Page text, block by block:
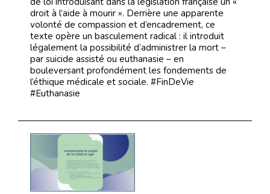
droit à l’aide à mourir ». Derrière une apparente
volonté de compassion et d’encadrement, ce
texte opère un basculement radical : il introduit
légalement la possibilité d’administrer la mort –
par suicide assisté ou euthanasie – en
bouleversant profondément les fondements de
l’éthique médicale et sociale. #FinDeVie
#Euthanasie